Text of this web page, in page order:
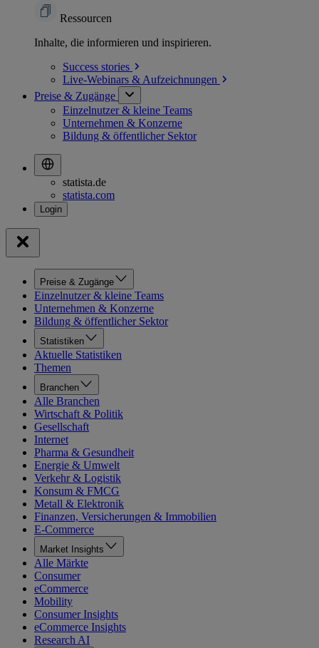
Ressourcen
Inhalte, die informieren und inspirieren.
Success stories
Live-Webinars & Aufzeichnungen
Preise & Zugänge
Einzelnutzer & kleine Teams
Unternehmen & Konzerne
Bildung & öffentlicher Sektor
statista.de
statista.com
Preise & Zugänge
Einzelnutzer & kleine Teams
Unternehmen & Konzerne
Bildung & öffentlicher Sektor
Statistiken
Aktuelle Statistiken
Themen
Branchen
Alle Branchen
Wirtschaft & Politik
Gesellschaft
Internet
Pharma & Gesundheit
Energie & Umwelt
Verkehr & Logistik
Konsum & FMCG
Metall & Elektronik
Finanzen, Versicherungen & Immobilien
E-Commerce
Market Insights
Alle Märkte
Consumer
eCommerce
Mobility
Consumer Insights
eCommerce Insights
Research AI